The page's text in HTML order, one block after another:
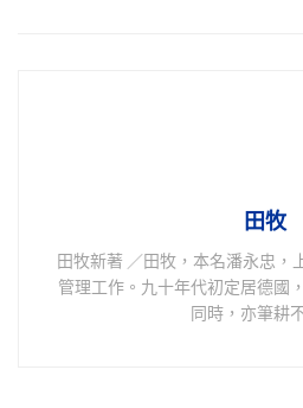
田牧
田牧新著 ／田牧，本名潘永忠，
管理工作。九十年代初定居德國
同時，亦筆耕